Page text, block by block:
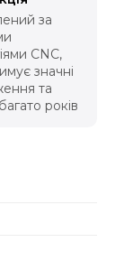
за
CNC,
значні
та
років